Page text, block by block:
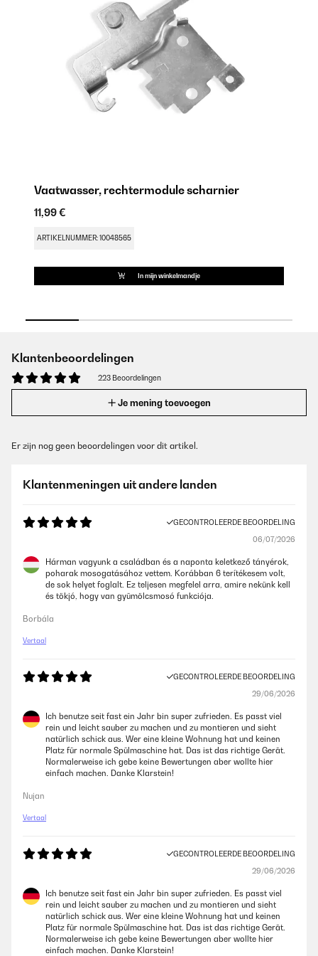
Vaatwasser, rechtermodule scharnier
11,99 €
ARTIKELNUMMER: 10048565
In mijn winkelmandje
Klantenbeoordelingen
223 Beoordelingen
Je mening toevoegen
Er zijn nog geen beoordelingen voor dit artikel.
Klantenmeningen uit andere landen
GECONTROLEERDE BEOORDELING
06/07/2026
Hárman vagyunk a családban és a naponta keletkező tányérok,
poharak mosogatásához vettem. Korábban 6 terítékesem volt,
de sok helyet foglalt. Ez teljesen megfelel arra, amire nekünk kell
és tökjó, hogy van gyümölcsmosó funkciója.
Borbála
Vertaal
GECONTROLEERDE BEOORDELING
29/06/2026
Ich benutze seit fast ein Jahr bin super zufrieden. Es passt viel
rein und leicht sauber zu machen und zu montieren und sieht
natürlich schick aus. Wer eine kleine Wohnung hat und keinen
Platz für normale Spülmaschine hat. Das ist das richtige Gerät.
Normalerweise ich gebe keine Bewertungen aber wollte hier
einfach machen. Danke Klarstein!
Nujan
Vertaal
GECONTROLEERDE BEOORDELING
29/06/2026
Ich benutze seit fast ein Jahr bin super zufrieden. Es passt viel
rein und leicht sauber zu machen und zu montieren und sieht
natürlich schick aus. Wer eine kleine Wohnung hat und keinen
Platz für normale Spülmaschine hat. Das ist das richtige Gerät.
Normalerweise ich gebe keine Bewertungen aber wollte hier
einfach machen. Danke Klarstein!